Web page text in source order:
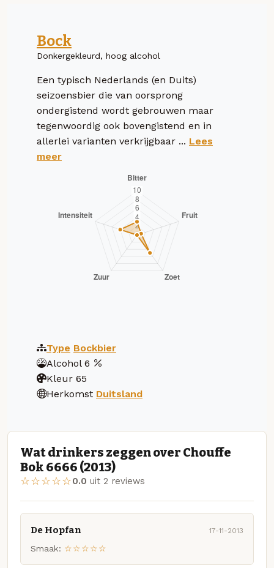
Bock
Donkergekleurd, hoog alcohol
Een typisch Nederlands (en Duits)
seizoensbier die van oorsprong
ondergistend wordt gebrouwen maar
tegenwoordig ook bovengistend en in
allerlei varianten verkrijgbaar ... Lees
meer
Type Bockbier
Alcohol 6
Kleur 65
Herkomst Duitsland
Wat drinkers zeggen over Chouffe
Bok 6666 (2013)
☆☆☆☆☆0.0 uit 2 reviews
De Hopfan 17-11-2013
Smaak: ☆☆☆☆☆